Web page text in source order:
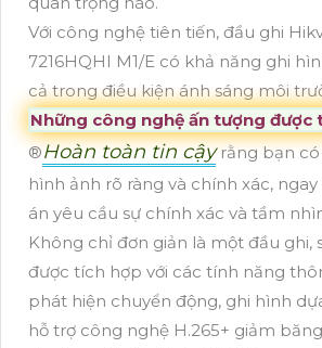
Với công nghệ tiên tiến, đầu ghi
7216HQHI M1/E có khả năng ghi
cả trong điều kiện ánh sáng môi
Những công nghệ ấn tượng được
®️Hoàn toàn tin cậyrằng bạn có
hình ảnh rõ ràng và chính xác,
án yêu cầu sự chính xác và tầm
Không chỉ đơn giản là một đầu ghi,
được tích hợp với các tính năng
phát hiện chuyển động, ghi hình
hỗ trợ công nghệ H.265+ giảm